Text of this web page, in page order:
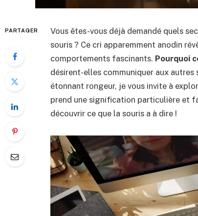
PARTAGER Vous êtes-vous déjà demandé quels
souris ? Ce cri apparemment anodin
comportements fascinants. Pourquoi
désirent-elles communiquer aux autres
étonnant rongeur, je vous invite à
prend une signification particulière et
découvrir ce que la souris a à dire !